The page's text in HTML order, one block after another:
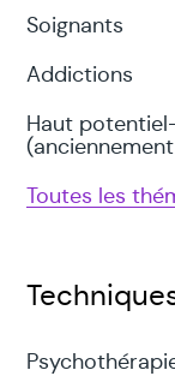
Soignants
Addictions
Haut
Toutes les